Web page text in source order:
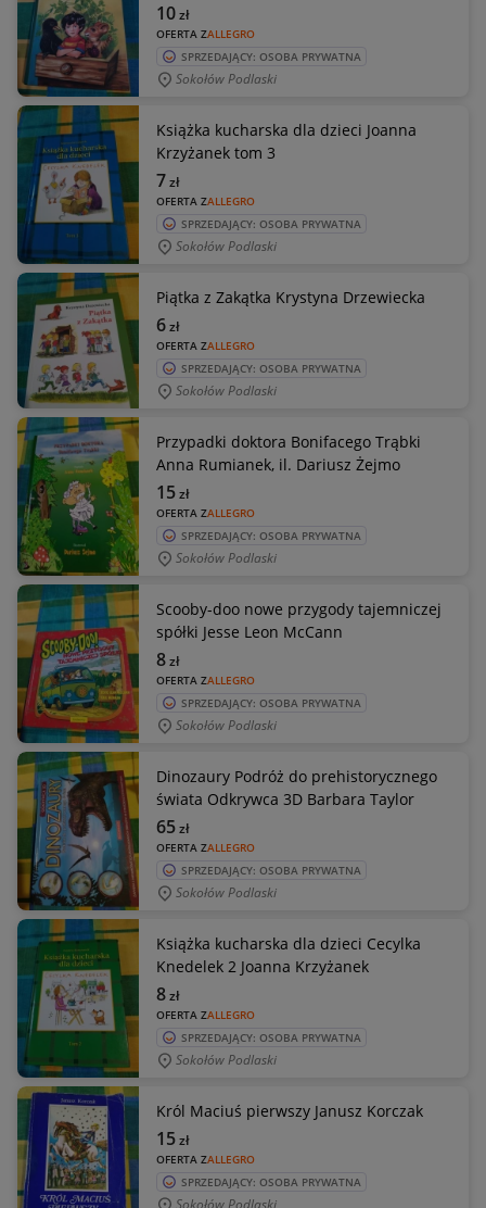
OFERTA ZALLEGRO
10zł
SPRZEDAJĄCY: OSOBA PRYWATNA
Sokołów Podlaski
Książka kucharska dla dzieci Joanna
Krzyżanek tom 3
OFERTA ZALLEGRO
7zł
SPRZEDAJĄCY: OSOBA PRYWATNA
Sokołów Podlaski
Piątka z Zakątka Krystyna Drzewiecka
OFERTA ZALLEGRO
6zł
SPRZEDAJĄCY: OSOBA PRYWATNA
Sokołów Podlaski
Przypadki doktora Bonifacego Trąbki
Anna Rumianek, il. Dariusz Żejmo
OFERTA ZALLEGRO
15zł
SPRZEDAJĄCY: OSOBA PRYWATNA
Sokołów Podlaski
Scooby-doo nowe przygody tajemniczej
spółki Jesse Leon McCann
OFERTA ZALLEGRO
8zł
SPRZEDAJĄCY: OSOBA PRYWATNA
Sokołów Podlaski
Dinozaury Podróż do prehistorycznego
świata Odkrywca 3D Barbara Taylor
OFERTA ZALLEGRO
65zł
SPRZEDAJĄCY: OSOBA PRYWATNA
Sokołów Podlaski
Książka kucharska dla dzieci Cecylka
Knedelek 2 Joanna Krzyżanek
OFERTA ZALLEGRO
8zł
SPRZEDAJĄCY: OSOBA PRYWATNA
Sokołów Podlaski
Król Maciuś pierwszy Janusz Korczak
OFERTA ZALLEGRO
15zł
SPRZEDAJĄCY: OSOBA PRYWATNA
Sokołów Podlaski